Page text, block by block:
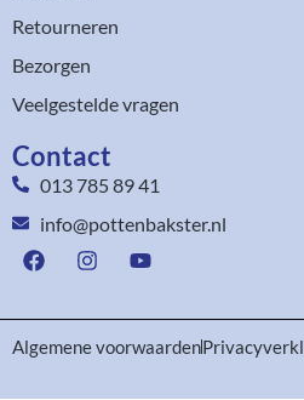
Retourneren
Bezorgen
Veelgestelde vragen
Contact
013 785 89 41
info@pottenbakster.nl
Algemene voorwaarden